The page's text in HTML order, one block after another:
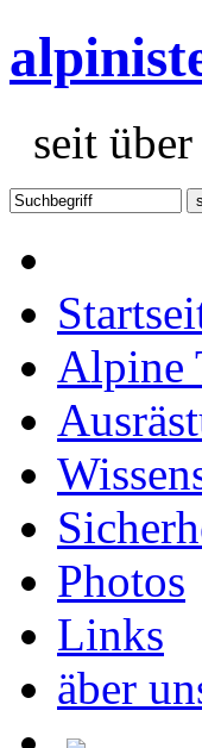
seit
Alpine
Photos
Links
äber